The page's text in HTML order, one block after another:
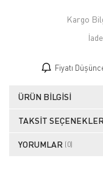
Kargo
Fiyatı
ÜRÜN BILGISI
TAKSIT
YORUMLAR (0)